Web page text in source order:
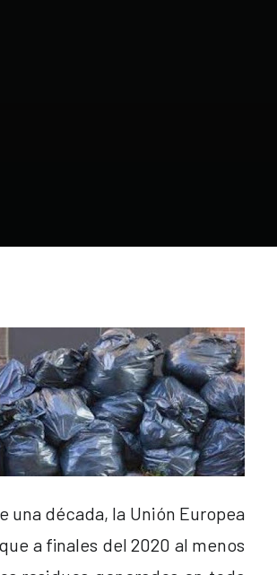
una década, la Unión Europea
a finales del 2020 al menos